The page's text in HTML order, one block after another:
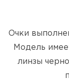
Очки
Модель
линзы